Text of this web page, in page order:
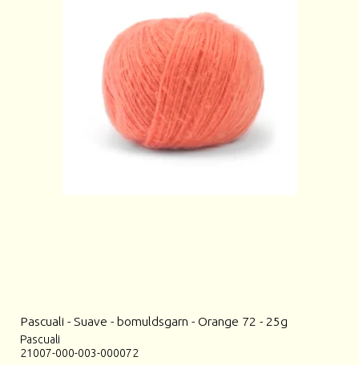
Pascuali - Suave - bomuldsgarn - Orange 72 - 25g
Pascuali
21007-000-003-000072